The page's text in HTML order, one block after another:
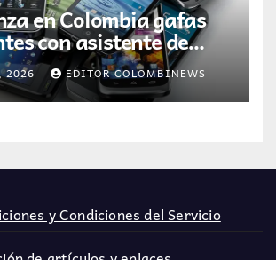
en Colombia gafas
con asistente de
artificial
2026 EDITOR COLOMBINEWS
y Condiciones del Servicio